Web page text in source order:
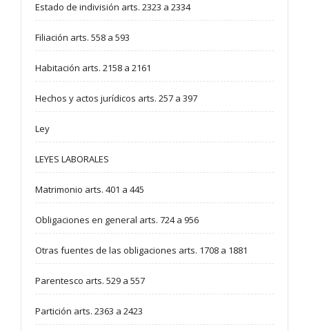
Estado de indivisión arts. 2323 a 2334
Filiación arts. 558 a 593
Habitación arts. 2158 a 2161
Hechos y actos jurídicos arts. 257 a 397
Ley
LEYES LABORALES
Matrimonio arts. 401 a 445
Obligaciones en general arts. 724 a 956
Otras fuentes de las obligaciones arts. 1708 a 1881
Parentesco arts. 529 a 557
Partición arts. 2363 a 2423